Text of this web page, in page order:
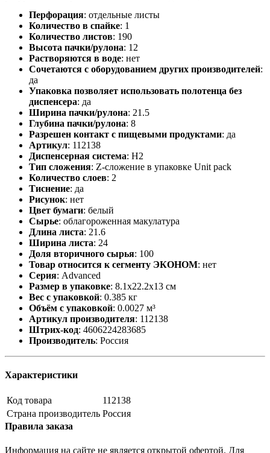
Перфорация: отдельные листы
Количество в спайке: 1
Количество листов: 190
Высота пачки/рулона: 12
Растворяются в воде: нет
Сочетаются с оборудованием других производителей:
да
Упаковка позволяет использовать полотенца без
диспенсера: да
Ширина пачки/рулона: 21.5
Глубина пачки/рулона: 8
Разрешен контакт с пищевыми продуктами: да
Артикул: 112138
Диспенсерная система: H2
Тип сложения: Z-сложение в упаковке Unit pack
Количество слоев: 2
Тиснение: да
Рисунок: нет
Цвет бумаги: белый
Сырье: облагороженная макулатура
Длина листа: 21.6
Ширина листа: 24
Доля вторичного сырья: 100
Товар относится к сегменту ЭКОНОМ: нет
Серия: Advanced
Размер в упаковке: 8.1x22.2x13 см
Вес с упаковкой: 0.385 кг
Объём с упаковкой: 0.0027 м³
Артикул производителя: 112138
Штрих-код: 4606224283685
Производитель: Россия
Характеристики
Код товара
112138
Страна производитель Россия
Правила заказа
Информация на сайте не является открытой офертой. Для